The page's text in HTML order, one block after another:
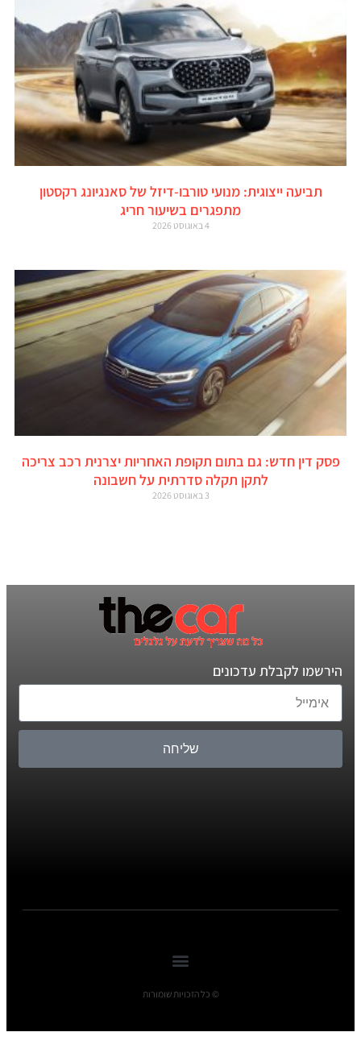
תביעה ייצוגית: מנועי טורבו-דיזל של סאנגיונג רקסטון
מתפגרים בשיעור חריג
4 באוגוסט 2026
פסק דין חדש: גם בתום תקופת האחריות יצרנית רכב צריכה
לתקן תקלה סדרתית על חשבונה
3 באוגוסט 2026
הירשמו לקבלת עדכונים
שליחה
© כל הזכויות שומורות